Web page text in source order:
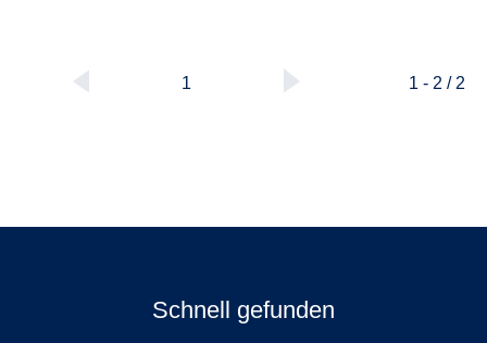
1 1 - 2 / 2
Schnell gefunden